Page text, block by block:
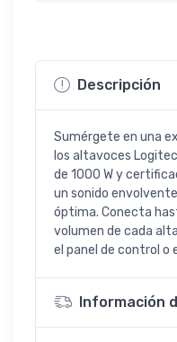
Descripción
Sumérgete en una
los altavoces
de 1000 W y
un sonido
óptima. Conecta
volumen de cada
el panel de control o
Información